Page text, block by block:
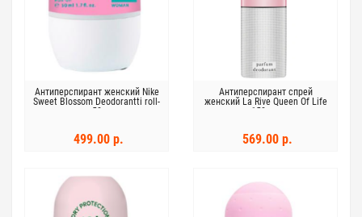
Антиперспирант женский Nike
Sweet Blossom Deodorantti roll-
on 50мл
499.00 р.
Антиперспирант спрей
женский La Rive Queen Of Life
150 мл
569.00 р.